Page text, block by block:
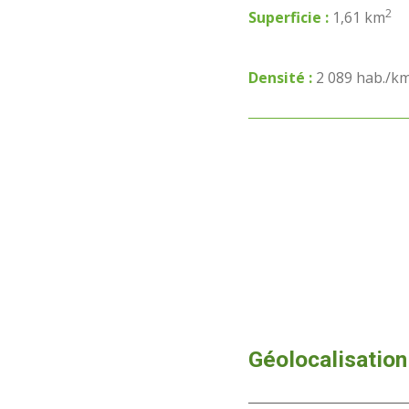
Superficie : 1,61 km2
Densité : 2 089 hab./
Géolocalisation